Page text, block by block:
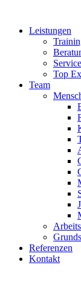
springenLeistungen
Service
Top
Team
Referenzen
Kontakt